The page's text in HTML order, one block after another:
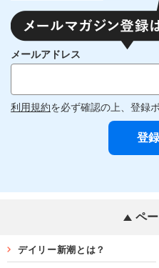
メールアドレス
利用規約を必ず確認の上、登録
ペ
デイリー新潮とは？